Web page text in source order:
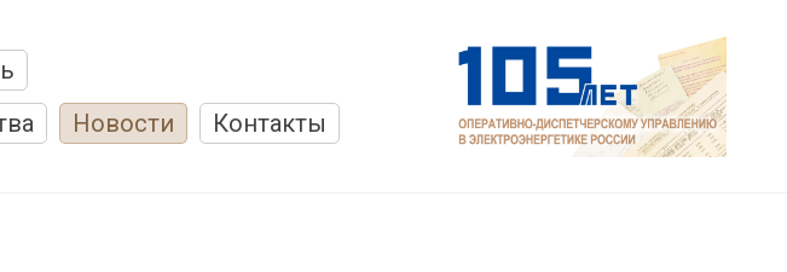
Новости Контакты